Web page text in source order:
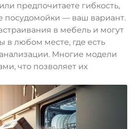
предпочитаете гибкость,
посудомойки — ваш вариант.
в мебель и могут
в любом месте, где есть
Многие модели
что позволяет их